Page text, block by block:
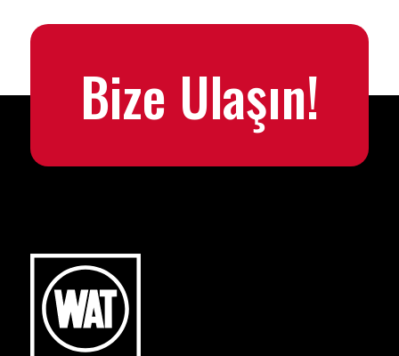
Bize Ulaşın!